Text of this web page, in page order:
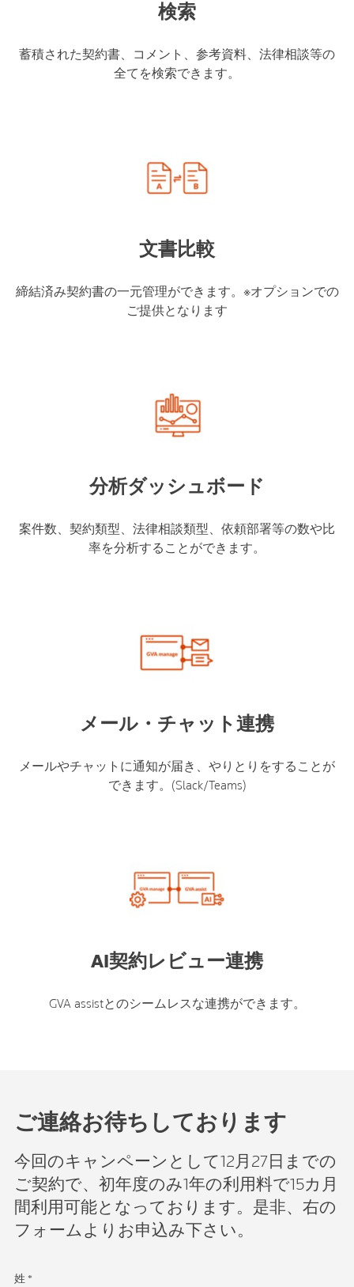
検索
蓄積された契約書、コメント、参考資料、法律相談等の
全てを検索できます。
文書比較
締結済み契約書の一元管理ができます。※オプションでの
ご提供となります
分析ダッシュボード
案件数、契約類型、法律相談類型、依頼部署等の数や比
率を分析することができます。
メール・チャット連携
メールやチャットに通知が届き、やりとりをすることが
できます。(Slack/Teams)
AI契約レビュー連携
GVA assistとのシームレスな連携ができます。
ご連絡お待ちしております
今回のキャンペーンとして12月27日までの
ご契約で、初年度のみ1年の利用料で15カ月
間利用可能となっております。是非、右の
フォームよりお申込み下さい。
姓 *